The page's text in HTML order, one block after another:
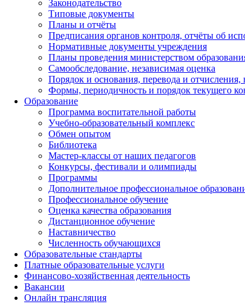
Законодательство
Типовые документы
Планы и отчёты
Предписания органов контроля, отчёты об
Нормативные документы учреждения
Планы проведения министерством
Самообследование, независимая оценка
Порядок и основания, перевода и
Формы, периодичность и порядок текущего
Образование
Программа воспитательной работы
Учебно-образовательный комплекс
Обмен опытом
Библиотека
Мастер-классы от наших педагогов
Конкурсы, фестивали и олимпиады
Программы
Дополнительное профессиональное
Профессиональное обучение
Оценка качества образования
Дистанционное обучение
Наставничество
Численность обучающихся
Образовательные стандарты
Платные образовательные услуги
Финансово-хозяйственная деятельность
Вакансии
Онлайн трансляция